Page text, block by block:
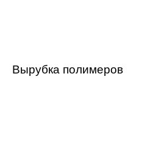
Вырубка полимеров